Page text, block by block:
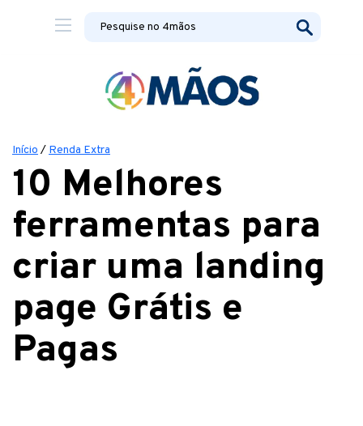
Início / Renda Extra
10 Melhores
ferramentas para
criar uma landing
page Grátis e
Pagas